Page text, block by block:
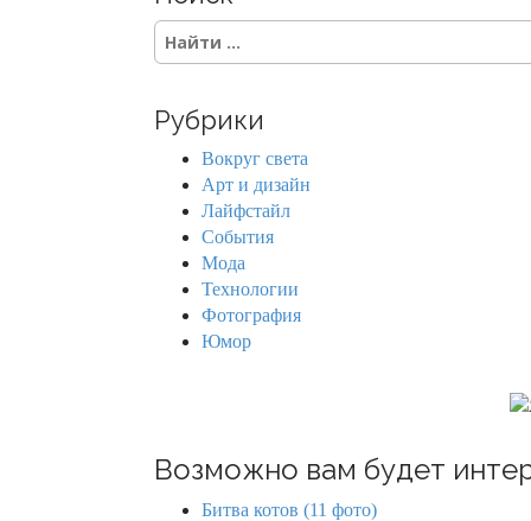
s
n
a
o
S
e
c
Рубрики
Вокруг света
Арт и дизайн
Лайфстайл
События
Мода
Технологии
Фотография
Юмор
Возможно вам будет
Битва котов (11 фото)